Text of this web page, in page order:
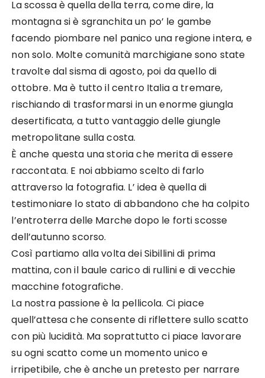
La scossa è quella della terra, come dire, la
montagna si è sgranchita un po’ le gambe
facendo piombare nel panico una regione intera, e
non solo. Molte comunità marchigiane sono state
travolte dal sisma di agosto, poi da quello di
ottobre. Ma è tutto il centro Italia a tremare,
rischiando di trasformarsi in un enorme giungla
desertificata, a tutto vantaggio delle giungle
metropolitane sulla costa.
È anche questa una storia che merita di essere
raccontata. E noi abbiamo scelto di farlo
attraverso la fotografia. L’ idea è quella di
testimoniare lo stato di abbandono che ha colpito
l’entroterra delle Marche dopo le forti scosse
dell’autunno scorso.
Così partiamo alla volta dei Sibillini di prima
mattina, con il baule carico di rullini e di vecchie
macchine fotografiche.
La nostra passione è la pellicola. Ci piace
quell’attesa che consente di riflettere sullo scatto
con più lucidità. Ma soprattutto ci piace lavorare
su ogni scatto come un momento unico e
irripetibile, che è anche un pretesto per narrare